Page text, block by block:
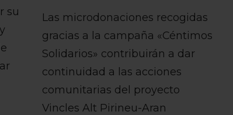
su
Las microdonaciones recogidas
gracias a la campaña «Céntimos
Solidarios» contribuirán a dar
continuidad a las acciones
comunitarias del proyecto
Vincles Alt Pirineu-Aran